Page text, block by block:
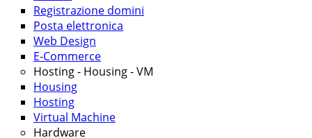
Registrazione domini
Posta elettronica
Web Design
E-Commerce
Hosting - Housing - VM
Housing
Hosting
Virtual Machine
Hardware